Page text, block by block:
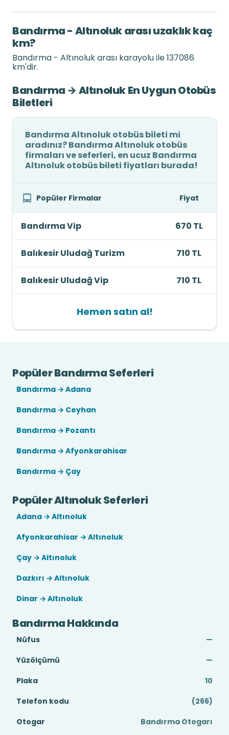
Bandırma - Altınoluk arası uzaklık kaç
km?
Bandırma - Altınoluk arası karayolu ile 137086
km'dir.
Bandırma → Altınoluk En Uygun Otobüs
Biletleri
Bandırma Altınoluk otobüs bileti mi
aradınız? Bandırma Altınoluk otobüs
firmaları ve seferleri, en ucuz Bandırma
Altınoluk otobüs bileti fiyatları burada!
Popüler Firmalar Fiyat
Bandırma Vip 670 TL
Balıkesir Uludağ Turizm 710 TL
Balıkesir Uludağ Vip 710 TL
Hemen satın al!
Popüler Bandırma Seferleri
Bandırma → Adana
Bandırma → Ceyhan
Bandırma → Pozantı
Bandırma → Afyonkarahisar
Bandırma → Çay
Popüler Altınoluk Seferleri
Adana → Altınoluk
Afyonkarahisar → Altınoluk
Çay → Altınoluk
Dazkırı → Altınoluk
Dinar → Altınoluk
Bandırma Hakkında
Nüfus
—
Yüzölçümü
—
Plaka
10
Telefon kodu
(266)
Otogar
Bandırma Otogarı